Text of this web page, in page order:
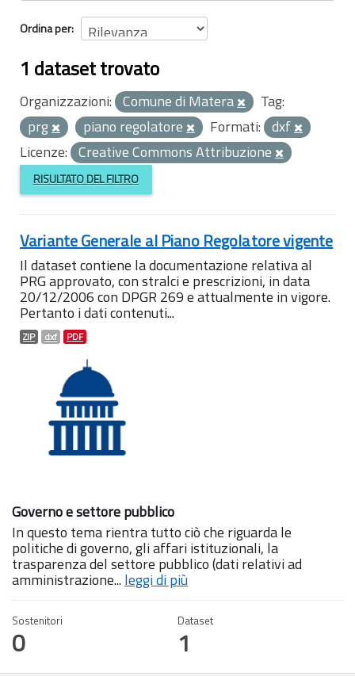
Ordina per
1 dataset trovato
Organizzazioni: Comune di Matera
Tag:
prg
piano regolatore Formati: dxf
Licenze: Creative Commons Attribuzione
RISULTATO DEL FILTRO
Variante Generale al Piano Regolatore vigente
Il dataset contiene la documentazione relativa al
PRG approvato, con stralci e prescrizioni, in data
20/12/2006 con DPGR 269 e attualmente in vigore.
Pertanto i dati contenuti...
ZIP dxf PDF
Governo e settore pubblico
In questo tema rientra tutto ciò che riguarda le
politiche di governo, gli affari istituzionali, la
trasparenza del settore pubblico (dati relativi ad
amministrazione...leggi di più
Sostenitori
0
Dataset
1